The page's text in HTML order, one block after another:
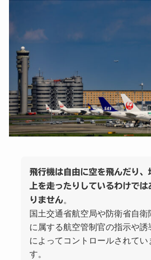
飛行機は自由に空を飛んだり、
上を走ったりしているわけでは
りません。
国土交通省航空局や防衛省自衛
に属する航空管制官の指示や誘
によってコントロールされてい
す。